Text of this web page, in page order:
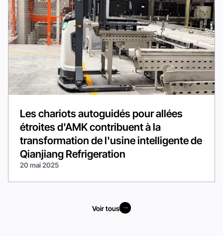
Les chariots autoguidés pour allées
étroites d'AMK contribuent à la
transformation de l'usine intelligente de
Qianjiang Refrigeration
20 mai 2025
Voir tous